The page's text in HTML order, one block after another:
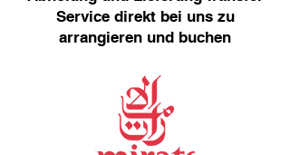
Service direkt bei uns zu
arrangieren und buchen